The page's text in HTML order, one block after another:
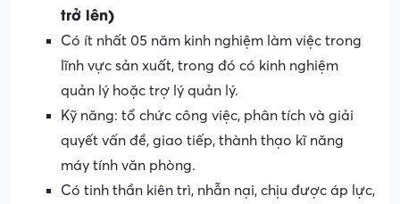
trở lên)
Có ít nhất 05 năm kinh nghiệm làm việc trong
lĩnh vực sản xuất, trong đó có kinh nghiệm
quản lý hoặc trợ lý quản lý.
Kỹ năng: tổ chức công việc, phân tích và giải
quyết vấn đề, giao tiếp, thành thạo kĩ năng
máy tính văn phòng.
Có tinh thần kiên trì, nhẫn nại, chịu được áp lực,